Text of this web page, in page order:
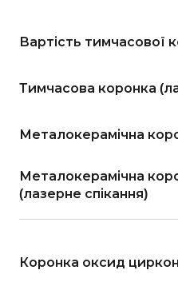
Вартість тимчасової
Тимчасова коронка
Металокерамічна
Металокерамічна
(лазерне спікання)
Коронка оксид